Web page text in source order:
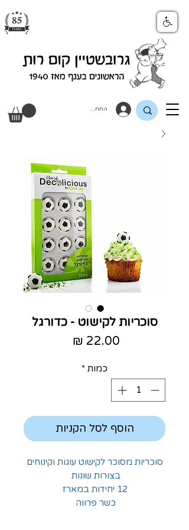
התחבר
סוכריות לקישוט - כדורגל
כמות *
הוסף לסל הקניות
סוכריות מסוכר לקישוט עוגות וקינוחים
בצורות שונות
12 יחידות במארז
כשר פרווה